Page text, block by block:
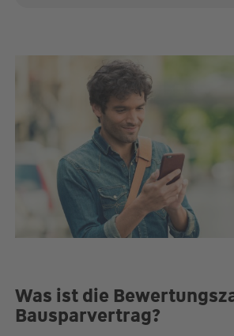
Was ist die
Bausparvertrag?